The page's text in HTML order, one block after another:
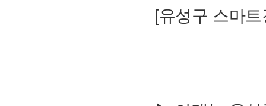
[유성구 스마